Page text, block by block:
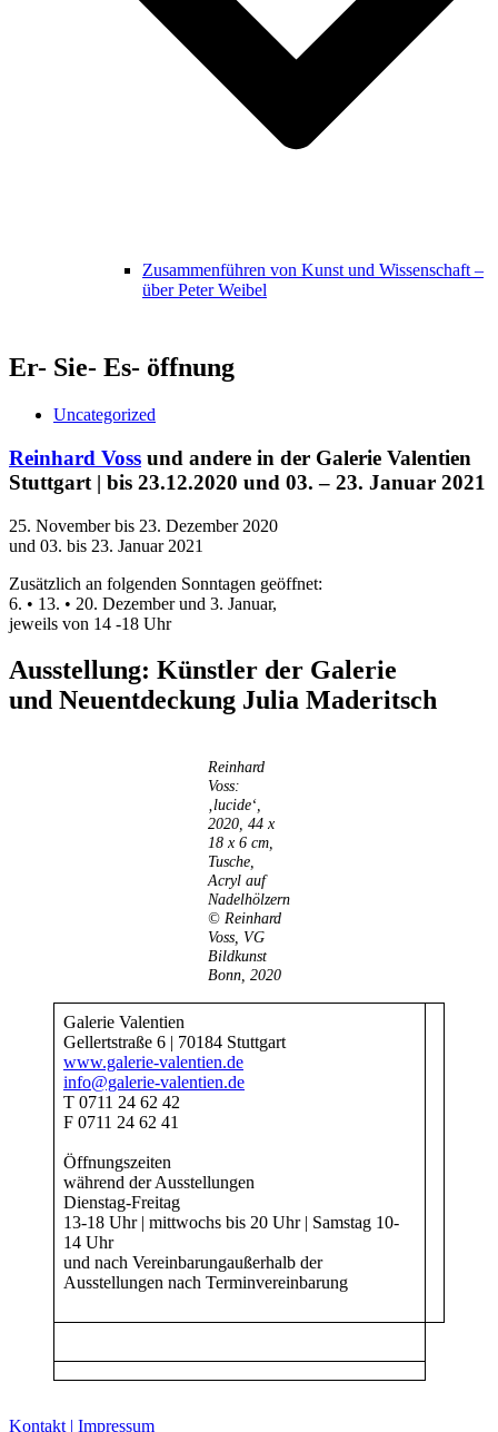
Zusammenführen von Kunst und Wissenschaft –
über Peter Weibel
Uli Rothfuss
Buchtipps von Prof. Uli Rothfuss
Harald Schwiers
Buchbesprechungen von Harald Schwiers
Er- Sie- Es- öffnung
Uncategorized
Reinhard Voss und andere in der Galerie Valentien
Stuttgart | bis 23.12.2020 und 03. – 23. Januar 2021
25. November bis 23. Dezember 2020
und 03. bis 23. Januar 2021
Zusätzlich an folgenden Sonntagen geöffnet:
6. • 13. • 20. Dezember und 3. Januar,
jeweils von 14 -18 Uhr
Ausstellung: Künstler der Galerie
und Neuentdeckung Julia Maderitsch
Reinhard
Voss:
‚lucide‘,
2020, 44 x
18 x 6 cm,
Tusche,
Acryl auf
Nadelhölzern
© Reinhard
Voss, VG
Bildkunst
Bonn, 2020
Galerie Valentien
Gellertstraße 6 | 70184 Stuttgart
www.galerie-valentien.de
info@galerie-valentien.de
T 0711 24 62 42
F 0711 24 62 41
Öffnungszeiten
während der Ausstellungen
Dienstag-Freitag
13-18 Uhr | mittwochs bis 20 Uhr | Samstag 10-
14 Uhr
und nach Vereinbarungaußerhalb der
Ausstellungen nach Terminvereinbarung
Kontakt | Impressum